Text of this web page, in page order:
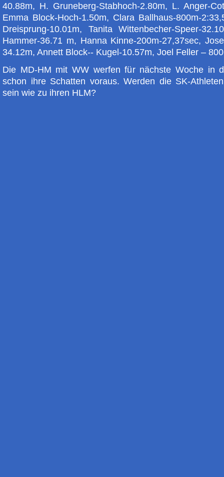
40.88m, H. Gruneberg-Stabhoch-2.80m, L. Anger-
Emma Block-Hoch-1.50m, Clara Ballhaus-800m-
Dreisprung-10.01m, Tanita Wittenbecher-Speer-
Hammer-36.71 m, Hanna Kinne-200m-27,37sec,
34.12m, Annett Block-- Kugel-10.57m, Joel Feller –
Die MD-HM mit WW werfen für nächste Woche in
schon ihre Schatten voraus. Werden die SK-
sein wie zu ihren HLM?